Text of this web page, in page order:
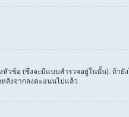
ข้อ (ซึ่งจะมีแบบสำรวจอยู่ในนั้น). ถ้า
ลังจากลงคะแนนไปแล้ว